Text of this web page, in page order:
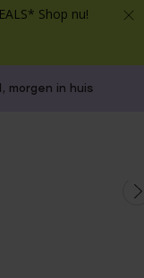
Shop nu!
morgen in huis